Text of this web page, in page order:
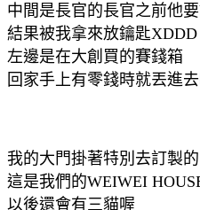
中間是長官的長官之前他
結果被我拿來放鑰匙XDDD
左邊是在大創買的賽錢箱
回家手上有零錢時就丟進
我的大門掛著特別去訂製
這是我們的WEIWEI
以後還會有三貓喔